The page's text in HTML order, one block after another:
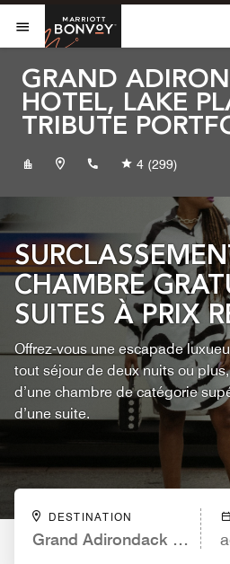
Skip to Content
Ouvrir le menu
Marriott
GRAND
HOTEL, LAKE
TRIBUTE
+15185231818
4 (299)
CHAMBRE
SUITES À PRIX
Offrez-vous une escapade
tout séjour de deux nuits ou
d’une chambre de catégorie
d’une suite.
DESTINATION
Grand Adirondack Hotel,